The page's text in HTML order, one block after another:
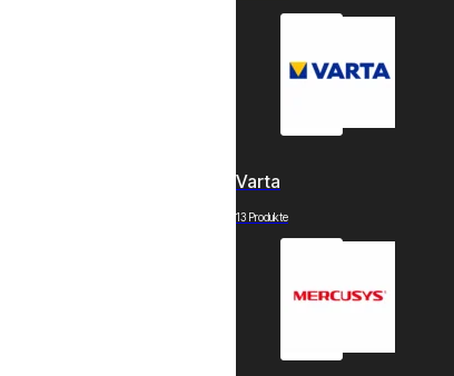
Varta
13 Produkte